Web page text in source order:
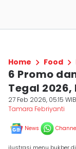
Home Food
6 Promo
Tegal 2026,
27 Feb 2026, 05:15 WIB
Tamara Febriyanti
News